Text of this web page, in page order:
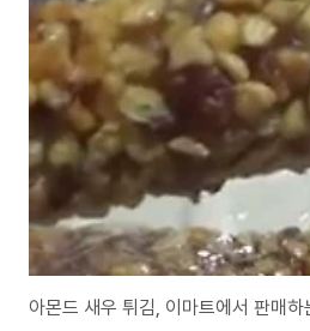
라는 메뉴가 있어서 시켜봤습니다. 고노와다는
는데, 이렇게 나오더군요. 광어회가 괘 얇에 회
루, 무순 등이 나오고, 해삼내장이 소스처럼 종
고, 고노와다 추가시 3천원이라고 하네요..